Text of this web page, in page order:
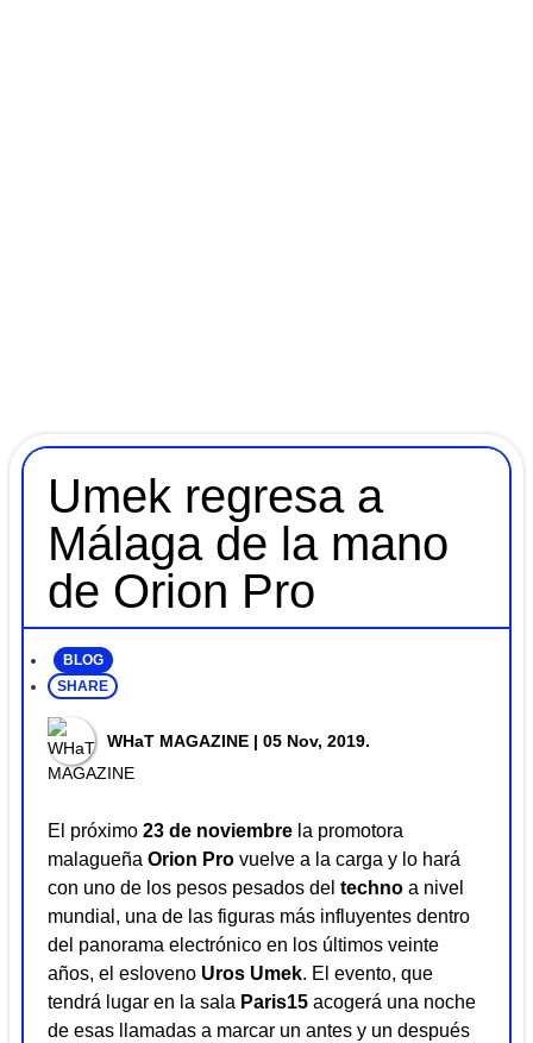
Umek regresa a
Málaga de la mano
de Orion Pro
BLOG
SHARE
WHaT MAGAZINE | 05 Nov, 2019.
El próximo 23 de noviembre la promotora
malagueña Orion Pro vuelve a la carga y lo hará
con uno de los pesos pesados del techno a nivel
mundial, una de las figuras más influyentes dentro
del panorama electrónico en los últimos veinte
años, el esloveno Uros Umek. El evento, que
tendrá lugar en la sala Paris15 acogerá una noche
de esas llamadas a marcar un antes y un después